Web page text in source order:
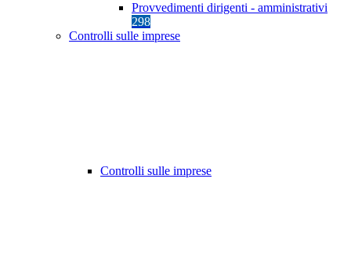
Provvedimenti dirigenti - amministrativi
298
Controlli sulle imprese
Controlli sulle imprese